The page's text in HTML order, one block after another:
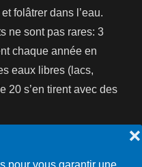
❌
folâtrer dans l’eau.
ne sont pas rares: 3
chaque année en
eaux libres (lacs,
20 s’en tirent avec des